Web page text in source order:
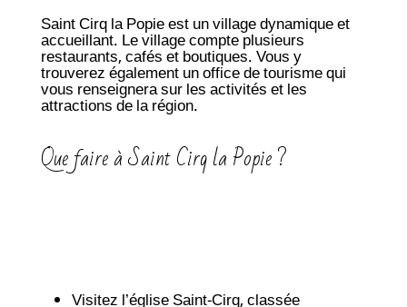
Saint Cirq la Popie est un village dynamique et
accueillant. Le village compte plusieurs
restaurants, cafés et boutiques. Vous y
trouverez également un office de tourisme qui
vous renseignera sur les activités et les
attractions de la région.
Que faire à Saint Cirq la Popie ?
Visitez l’église Saint-Cirq, classée